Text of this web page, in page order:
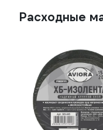
Расходные